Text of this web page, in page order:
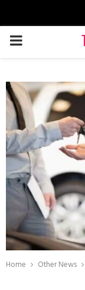
PRIMARY
Home Other News